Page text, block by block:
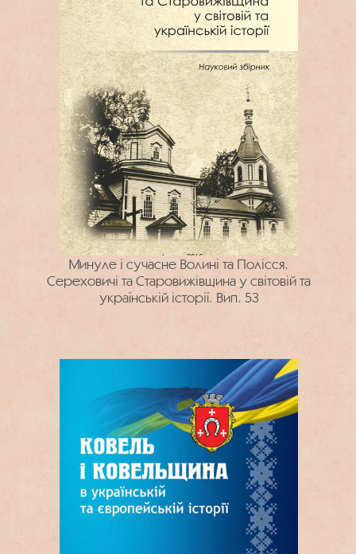
Минуле і сучасне Волині та Полісся.
Сереховичі та Старовижівщина у світовій та
українській історії. Вип. 53